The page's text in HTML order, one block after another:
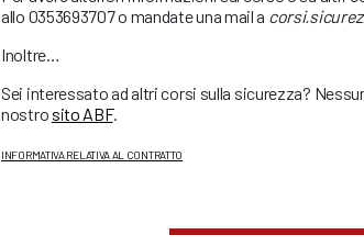
allo 0353693707 o mandate una mail a
Inoltre…
Sei interessato ad altri corsi sulla sicurezza?
nostro sito ABF.
INFORMATIVA RELATIVA AL CONTRATTO